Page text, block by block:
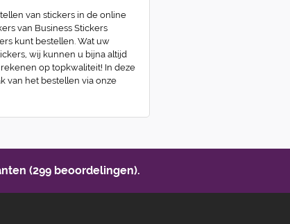
van stickers in de online
van Business Stickers
kunt bestellen. Wat uw
wij kunnen u bijna altijd
op topkwaliteit! In deze
van het bestellen via onze
(299 beoordelingen).